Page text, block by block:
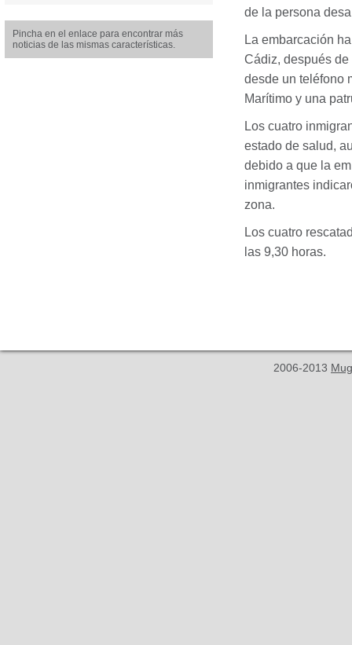
Pincha en el enlace para encontrar más
noticias de las mismas características.
de la persona
La embarcación
Cádiz, después
desde un teléfono
Marítimo y una
Los cuatro
estado de salud,
debido a que la
inmigrantes
zona.
Los cuatro
las 9,30 horas.
2006-2013